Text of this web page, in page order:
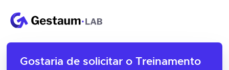
Gostaria de solicitar o Treinamento